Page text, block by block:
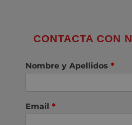
CONTACTA CON
Nombre y Apellidos *
Email *